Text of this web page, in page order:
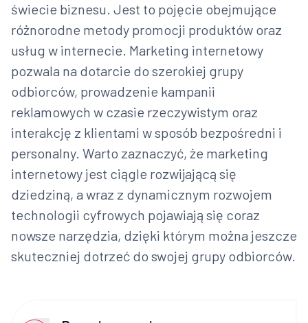
świecie biznesu. Jest to pojęcie obejmujące
różnorodne metody promocji produktów oraz
usług w internecie. Marketing internetowy
pozwala na dotarcie do szerokiej grupy
odbiorców, prowadzenie kampanii
reklamowych w czasie rzeczywistym oraz
interakcję z klientami w sposób bezpośredni i
personalny. Warto zaznaczyć, że marketing
internetowy jest ciągle rozwijającą się
dziedziną, a wraz z dynamicznym rozwojem
technologii cyfrowych pojawiają się coraz
nowsze narzędzia, dzięki którym można jeszcze
skuteczniej dotrzeć do swojej grupy odbiorców.